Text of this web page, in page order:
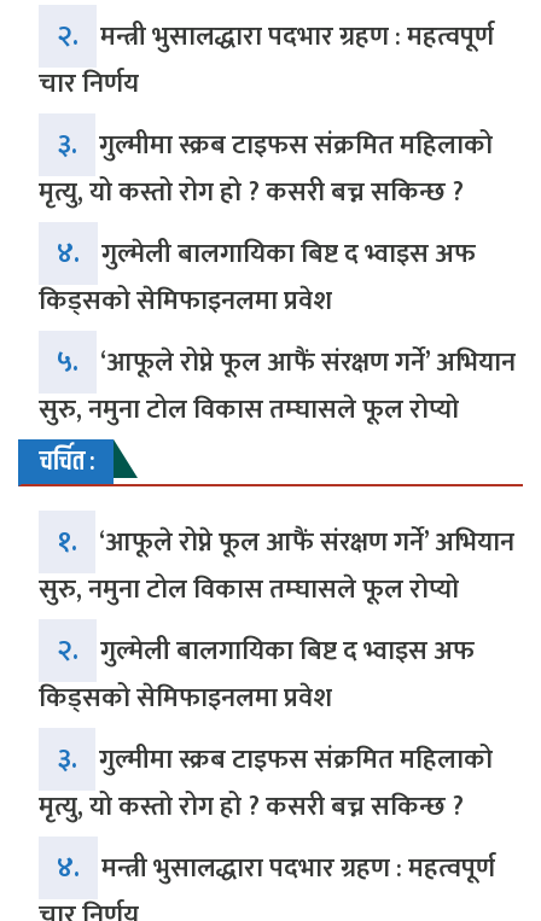
२. मन्त्री भुसालद्धारा पदभार ग्रहण : महत्वपूर्ण
चार निर्णय
३. गुल्मीमा स्क्रब टाइफस संक्रमित महिलाको
मृत्यु, यो कस्तो रोग हो ? कसरी बच्न सकिन्छ ?
४. गुल्मेली बालगायिका बिष्ट द भ्वाइस अफ
किड्सको सेमिफाइनलमा प्रवेश
५. ‘आफूले रोप्ने फूल आफैं संरक्षण गर्ने’ अभियान
सुरु, नमुना टोल विकास तम्घासले फूल रोप्यो
चर्चित :
१. ‘आफूले रोप्ने फूल आफैं संरक्षण गर्ने’ अभियान
सुरु, नमुना टोल विकास तम्घासले फूल रोप्यो
२. गुल्मेली बालगायिका बिष्ट द भ्वाइस अफ
किड्सको सेमिफाइनलमा प्रवेश
३. गुल्मीमा स्क्रब टाइफस संक्रमित महिलाको
मृत्यु, यो कस्तो रोग हो ? कसरी बच्न सकिन्छ ?
४. मन्त्री भुसालद्धारा पदभार ग्रहण : महत्वपूर्ण